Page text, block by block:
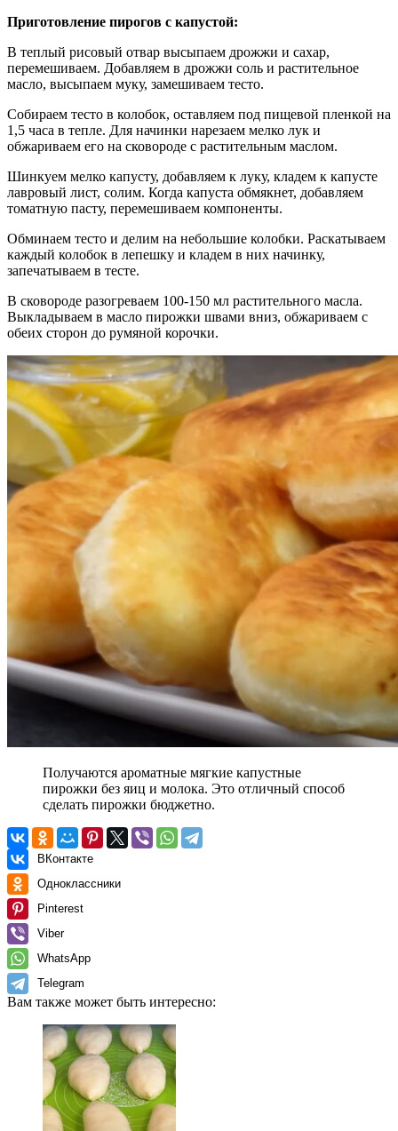
Приготовление пирогов с капустой:
В теплый рисовый отвар высыпаем дрожжи и сахар,
перемешиваем. Добавляем в дрожжи соль и растительное
масло, высыпаем муку, замешиваем тесто.
Собираем тесто в колобок, оставляем под пищевой пленкой на
1,5 часа в тепле. Для начинки нарезаем мелко лук и
обжариваем его на сковороде с растительным маслом.
Шинкуем мелко капусту, добавляем к луку, кладем к капусте
лавровый лист, солим. Когда капуста обмякнет, добавляем
томатную пасту, перемешиваем компоненты.
Обминаем тесто и делим на небольшие колобки. Раскатываем
каждый колобок в лепешку и кладем в них начинку,
запечатываем в тесте.
В сковороде разогреваем 100-150 мл растительного масла.
Выкладываем в масло пирожки швами вниз, обжариваем с
обеих сторон до румяной корочки.
Получаются ароматные мягкие капустные
пирожки без яиц и молока. Это отличный способ
сделать пирожки бюджетно.
ВКонтакте
Одноклассники
Pinterest
Viber
WhatsApp
Telegram
Вам также может быть интересно: